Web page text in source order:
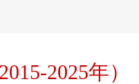
2025年）